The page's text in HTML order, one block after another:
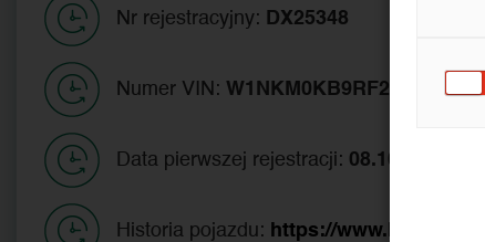
Nr rejestracyjny: DX25348
Numer VIN: W1NKM0KB9RF216220
Data pierwszej rejestracji: 08.10.2024
Historia pojazdu: https://